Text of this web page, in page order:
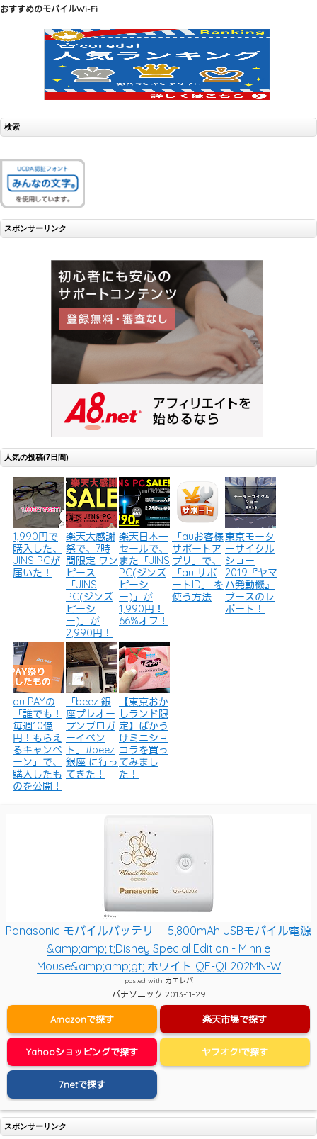
おすすめのモバイルWi-Fi
検索
スポンサーリンク
人気の投稿(7日間)
1,990円で
購入した、
JINS PCが
届いた！
楽天大感謝
祭で、7時
間限定 ワン
ピース
「JINS
PC(ジンズ
ピーシ
ー)」が
2,990円！
楽天日本一
セールで、
また「JINS
PC(ジンズ
ピーシ
ー)」が
1,990円！
66%オフ！
「auお客様
サポートア
プリ」で、
「au サポ
ートID」 を
使う方法
東京モータ
ーサイクル
ショー
2019『ヤマ
ハ発動機』
ブースのレ
ポート！
au PAYの
「誰でも！
毎週10億
円！もらえ
るキャンペ
ーン」で、
購入したも
のを公開！
「beez 銀
座プレオー
プンブロガ
ーイベン
ト」#beez
銀座 に行っ
てきた！
【東京おか
しランド限
定】ばかう
けミニショ
コラを買っ
てみまし
た！
Panasonic モバイルバッテリー 5,800mAh USBモバイル電源
&amp;amp;lt;Disney Special Edition - Minnie
Mouse&amp;amp;gt; ホワイト QE-QL202MN-W
posted with カエレバ
パナソニック 2013-11-29
Amazonで探す 楽天市場で探す
Yahooショッピングで探す ヤフオク!で探す
7netで探す
スポンサーリンク